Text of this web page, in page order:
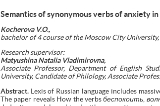
Semantics of synonymous verbs of anxiety in
Kocherova V.O.,
bachelorof 4 course of the Moscow City
Research supervisor:
Matyushina Natalia Vladimirovna,
Associate Professor, Department of English
University, Candidate of Philology, Associate
Abstract. Lexis of Russian language includes
The paper reveals How the verbsбеспокоить